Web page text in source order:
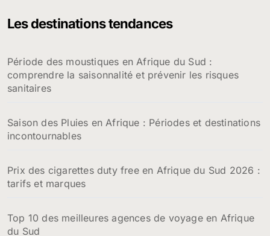
r
e
r
Les destinations tendances
Période des moustiques en Afrique du Sud :
comprendre la saisonnalité et prévenir les risques
sanitaires
Saison des Pluies en Afrique : Périodes et destinations
incontournables
Prix des cigarettes duty free en Afrique du Sud 2026 :
tarifs et marques
Top 10 des meilleures agences de voyage en Afrique
du Sud